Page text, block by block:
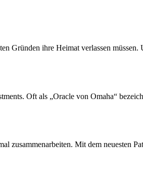
Gründen ihre Heimat verlassen müssen.
Oft als „Oracle von Omaha“
zusammenarbeiten. Mit dem neuesten